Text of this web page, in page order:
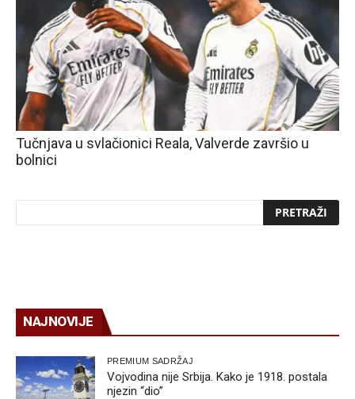
Tučnjava u svlačionici Reala, Valverde završio u
bolnici
NAJNOVIJE
PREMIUM SADRŽAJ
Vojvodina nije Srbija. Kako je 1918. postala
njezin “dio”